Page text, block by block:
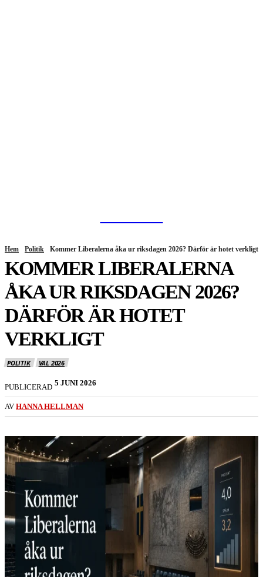
Hem Politik Kommer Liberalerna åka ur riksdagen 2026? Därför är hotet verkligt
KOMMER LIBERALERNA
ÅKA UR RIKSDAGEN 2026?
DÄRFÖR ÄR HOTET
VERKLIGT
POLITIK VAL 2026
PUBLICERAD 5 JUNI 2026
AV HANNA HELLMAN